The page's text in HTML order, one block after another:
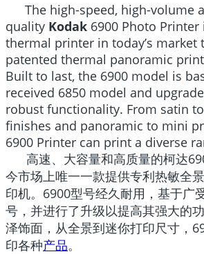
The high-speed, high-volume
quality Kodak 6900 Photo
thermal printer in today’s market
patented thermal panoramic
Built to last, the 6900 model is
received 6850 model and
robust functionality. From satin
finishes and panoramic to mini
6900 Printer can print a diverse
高速、大容量和高质量的柯达
今市场上唯一一款提供专利热敏全
印机。6900型号经久耐用，基于广
号，并进行了升级以提高其强大的
泽饰面，从全景到迷你打印尺寸，
印各种产品。